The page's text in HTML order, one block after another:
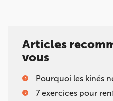
Articles
vous
Pourquoi les kinés
7 exercices pour